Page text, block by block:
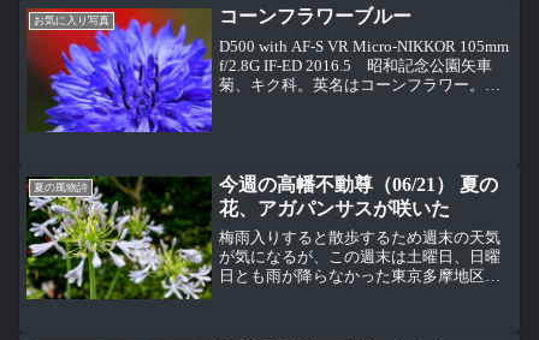
い広場の様子。ここはナイトピクニック
エリアになっていて、週末...
お気に入り写真 コーンフラワーブルー
D500 with AF-S VR Micro-NIKKOR 105mm
f/2.8G IF-ED 2016.5 昭和記念公園矢車
菊、キク科。英名はコーンフラワー。ヨ
夏の風物詩
今週の高幡不動尊（06/21） 夏の
花、アガパンサスが咲いた
梅雨入りすると散歩するため週末の天気
が気になるが、この週末は土曜日、日曜
日とも雨が降らなかった東京多摩地区。